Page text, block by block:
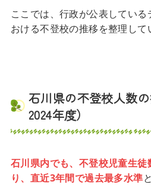
ここでは、行政が公表してい
おける不登校の推移を整理して
石川県の不登校人数
2024年度）
石川県内でも、不登校児童生
り、直近3年間で過去最多水準